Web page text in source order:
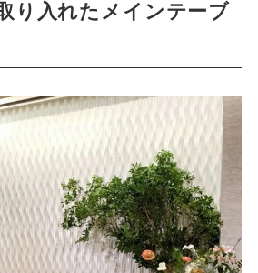
り入れたメインテーブ